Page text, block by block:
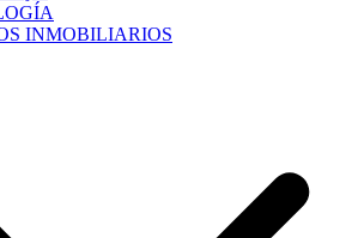
INMOBILIARIOS